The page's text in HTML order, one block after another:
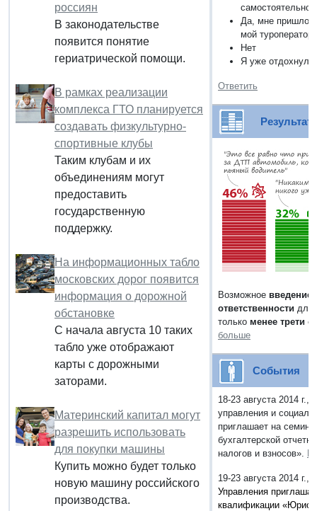
россиян
В законодательстве
появится понятие
гериатрической помощи.
В рамках реализации
комплекса ГТО планируется
создавать физкультурно-
спортивные клубы
Таким клубам и их
объединениям могут
предоставить
государственную
поддержку.
На информационных табло
московских дорог появится
информация о дорожной
обстановке
С начала августа 10 таких
табло уже отображают
карты с дорожными
заторами.
Материнский капитал могут
разрешить использовать
для покупки машины
Купить можно будет только
новую машину российского
производства.
самостоятельно
Да, мне
мой туроператор
Нет
Я уже отдохнул
Ответить
Возможное введение
ответственности для
только менее трети
больше
События
18-23 августа 2014 г.,
управления и
приглашает на
бухгалтерской
налогов и взносов».
19-23 августа 2014 г.,
Управления
квалификации «Юрист